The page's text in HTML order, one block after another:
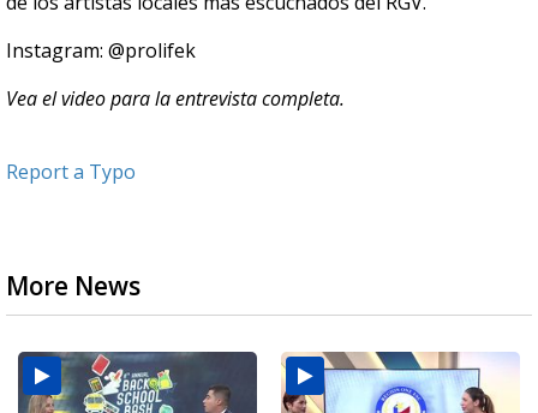
Instagram: @prolifek
Vea el video para la entrevista completa.
Report a Typo
More News